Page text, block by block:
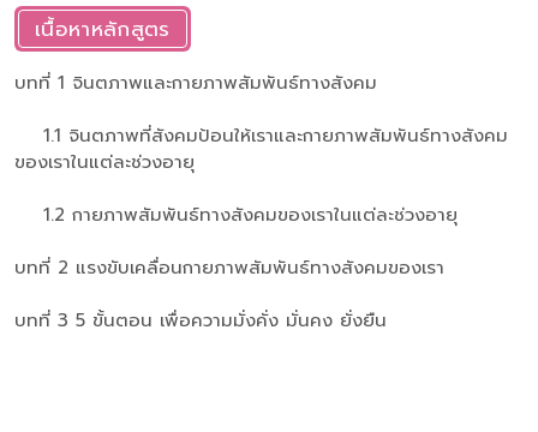
เนื้อหาหลักสูตร
บทที่ 1 จินตภาพและกายภาพสัมพันธ์ทางสังคม
1.1 จินตภาพที่สังคมป้อนให้เราและกายภาพสัมพันธ์ทางสังคม
ของเราในแต่ละช่วงอายุ
1.2 กายภาพสัมพันธ์ทางสังคมของเราในแต่ละช่วงอายุ
บทที่ 2 แรงขับเคลื่อนกายภาพสัมพันธ์ทางสังคมของเรา
บทที่ 3 5 ขั้นตอน เพื่อความมั่งคั่ง มั่นคง ยั่งยืน